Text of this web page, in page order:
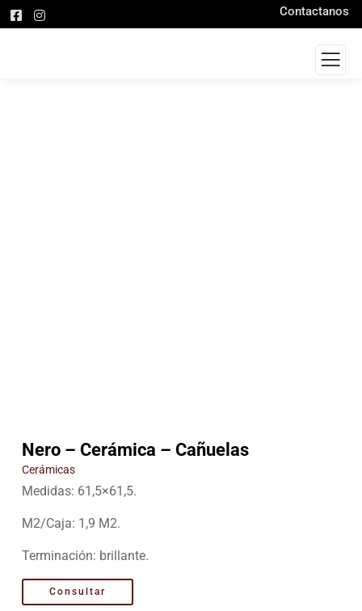
Contactanos
Nero – Cerámica – Cañuelas
Cerámicas
Medidas: 61,5×61,5.
M2/Caja: 1,9 M2.
Terminación: brillante.
Consultar